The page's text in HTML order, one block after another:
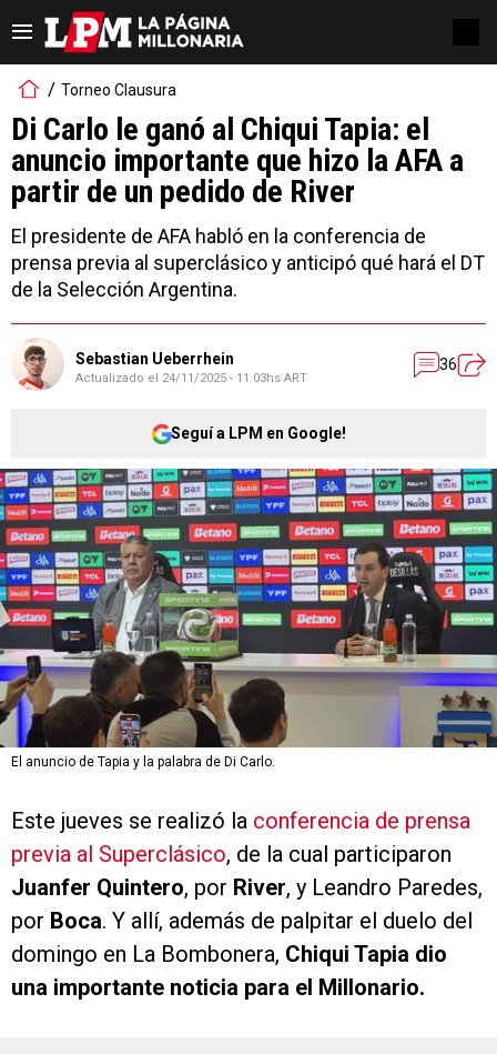
Torneo Clausura
Di Carlo le ganó al Chiqui Tapia: el
anuncio importante que hizo la AFA a
partir de un pedido de River
El presidente de AFA habló en la conferencia de
prensa previa al superclásico y anticipó qué hará el DT
de la Selección Argentina.
Sebastian Ueberrhein
Actualizado el 24/11/2025 - 11:03hs ART
36
Seguí a LPM en Google!
El anuncio de Tapia y la palabra de Di Carlo.
Este jueves se realizó la conferencia de prensa
previa al Superclásico, de la cual participaron
Juanfer Quintero, por River, y Leandro Paredes,
por Boca. Y allí, además de palpitar el duelo del
domingo en La Bombonera, Chiqui Tapia dio
una importante noticia para el Millonario.